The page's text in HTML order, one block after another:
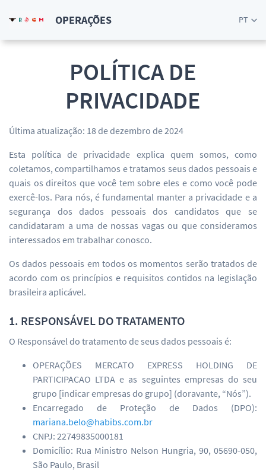
OPERAÇÕES PT
POLÍTICA DE
PRIVACIDADE
Última atualização: 18 de dezembro de 2024
Esta política de privacidade explica quem somos, como
coletamos, compartilhamos e tratamos seus dados pessoais e
quais os direitos que você tem sobre eles e como você pode
exercê-los. Para nós, é fundamental manter a privacidade e a
segurança dos dados pessoais dos candidatos que se
candidataram a uma de nossas vagas ou que consideramos
interessados em trabalhar conosco.
Os dados pessoais em todos os momentos serão tratados de
acordo com os princípios e requisitos contidos na legislação
brasileira aplicável.
1. RESPONSÁVEL DO TRATAMENTO
O Responsável do tratamento de seus dados pessoais é:
OPERAÇÕES MERCATO EXPRESS HOLDING DE
PARTICIPACAO LTDA e as seguintes empresas do seu
grupo [indicar empresas do grupo] (doravante, “Nós”).
Encarregado de Proteção de Dados (DPO):
mariana.belo@habibs.com.br
CNPJ: 22749835000181
Domicílio: Rua Ministro Nelson Hungria, 90, 05690-050,
São Paulo, Brasil